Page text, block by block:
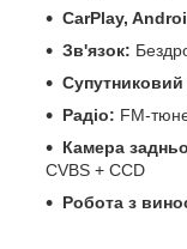
CarPlay,
Зв'язок:
Супутниковий
Радіо: FM-
Камера
CVBS + CCD
Робота з